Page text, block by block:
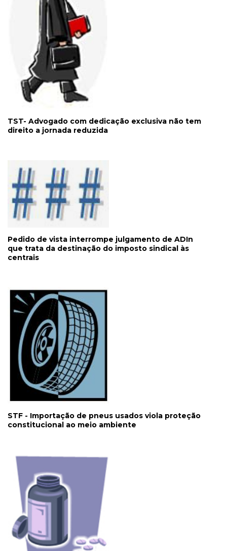
TST- Advogado com dedicação exclusiva não tem
direito a jornada reduzida
Pedido de vista interrompe julgamento de ADIn
que trata da destinação do imposto sindical às
centrais
STF - Importação de pneus usados viola proteção
constitucional ao meio ambiente